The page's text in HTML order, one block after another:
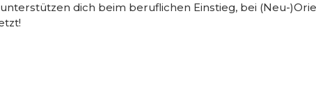
dich beim beruflichen Einstieg, bei (Neu-